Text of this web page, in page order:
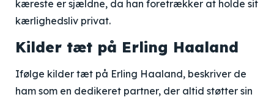
kæreste er sjældne, da han foretrækker at holde sit
kærlighedsliv privat.
Kilder tæt på Erling Haaland
Ifølge kilder tæt på Erling Haaland, beskriver de
ham som en dedikeret partner, der altid støtter sin